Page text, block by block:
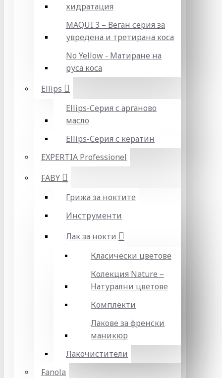
хидратация
MAQUI 3 – Веган серия за
увредена и третирана коса
No Yellow - Матиране на
руса коса
Ellips
Ellips-Серия с арганово
масло
Ellips-Серия с кератин
EXPERTIA Professionel
FABY
Грижа за ноктите
Инструменти
Лак за нокти
Класически цветове
Колекция Nature –
Натурални цветове
Комплекти
Лакове за френски
маникюр
Лакочистители
Fanola